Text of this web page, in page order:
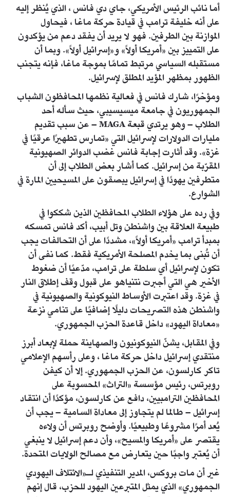
أما نائب الرئيس الأمريكي، جاي دي فانس ، الذي يُنظر إليه
على أنه خليفة ترامب في قيادة حركة ماغا ، فيحاول
الموازنة بين الطرفين. فهو لا يريد أن يفقد دعم من يؤكدون
على التمييز بين «أمريكا أولاً» و«إسرائيل أولاً». وبما أن
مستقبله السياسي مرتبط تمامًا بموجة ماغا، فإنه يتجنب
الظهور بمظهر المؤيد المطلق لإسرائيل.
ومؤخرًا، شارك فانس في فعالية نظمها المحافظون الشباب
الجمهوريون في جامعة ميسيسيبي، حيث سأله أحد
الطلاب – وهو يرتدي قبعة MAGA – عن سبب تقديم
مليارات الدولارات لإسرائيل التي «تمارس تطهيرًا عرقيًا في
غزة». وقد أثارت إجابة فانس غضب الدوائر الصهيونية
المقرّبة من إسرائيل. كما أشار بعض الطلاب إلى أن
متطرفين يهودًا في إسرائيل يبصقون على المسيحيين المارة في
الشوارع.
وفي رده على هؤلاء الطلاب المحافظين الذين شككوا في
طبيعة العلاقة بين واشنطن وتل أبيب، أكد فانس تمسكه
بمبدأ ترامب «أمريكا أولاً»، مشددًا على أن التحالفات يجب
أن تُبنى بما يخدم المصلحة الأمريكية فقط. كما نفى أن
تكون لإسرائيل أي سلطة على ترامب، مدّعيًا أن ضغوط
الأخير هي التي أجبرت نتنياهو على قبول وقف إطلاق النار
في غزة. وقد اعتبرت الأوساط النيوكونية والصهيونية في
واشنطن هذه التصريحات دليلًا إضافيًا على تنامي نزعة
«معاداة اليهود» داخل قاعدة الحزب الجمهوري.
وفي المقابل، يشنّ النيوكونيون والصهاينة حملة لإبعاد أبرز
منتقدي إسرائيل داخل حركة ماغا ، وعلى رأسهم الإعلامي
تاكر كارلسون، عن الحزب الجمهوري. إلا أن كيفن
روبرتس، رئيس مؤسسة «التراث» المحسوبة على
المحافظين الترامبيين، دافع عن كارلسون، مؤكدًا أن انتقاد
إسرائيل – طالما لم يتجاوز إلى معاداة السامية – يجب أن
يُعد أمرًا مشروعًا وطبيعيًا. وأوضح روبرتس أن ولاءه
يقتصر على «أمريكا والمسيح»، وأن دعم إسرائيل لا ينبغي
أن يُعتبر واجبًا حين يتعارض مع مصالح الولايات المتحدة.
غير أن مات بروكس، المدير التنفيذي لـ«الائتلاف اليهودي
الجمهوري» الذي يمثل المتبرعين اليهود للحزب، قال إنهم